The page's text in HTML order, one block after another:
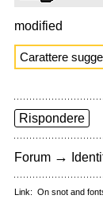
modified
Carattere
Rispondere
Forum →
Link: On snot and